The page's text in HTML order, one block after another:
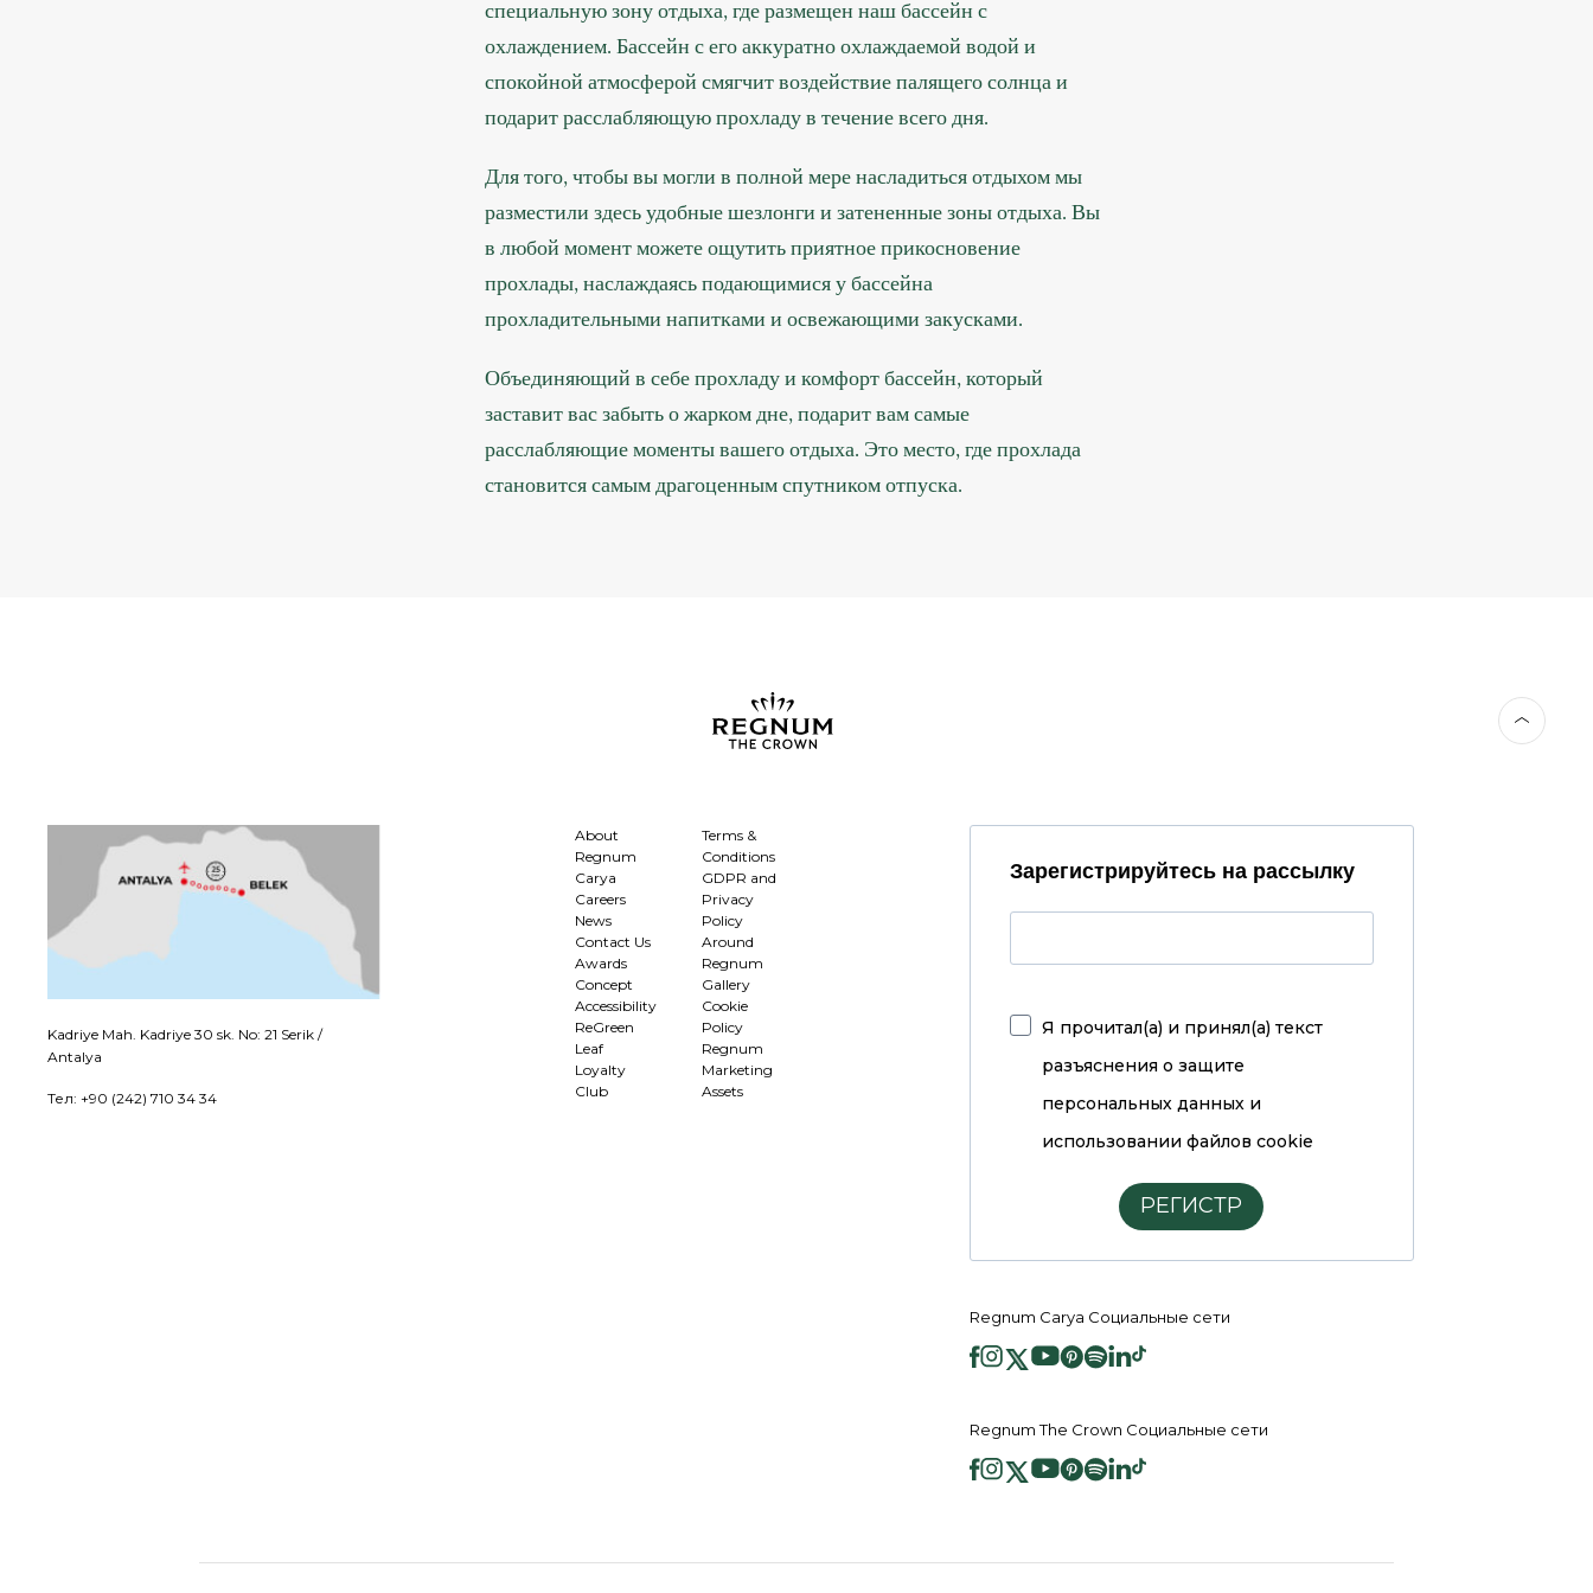
специальную зону отдыха, где размещен наш бассейн с
охлаждением. Бассейн с его аккуратно охлаждаемой водой и
спокойной атмосферой смягчит воздействие палящего солнца и
подарит расслабляющую прохладу в течение всего дня.
Для того, чтобы вы могли в полной мере насладиться отдыхом мы
разместили здесь удобные шезлонги и затененные зоны отдыха. Вы
в любой момент можете ощутить приятное прикосновение
прохлады, наслаждаясь подающимися у бассейна
прохладительными напитками и освежающими закусками.
Объединяющий в себе прохладу и комфорт бассейн, который
заставит вас забыть о жарком дне, подарит вам самые
расслабляющие моменты вашего отдыха. Это место, где прохлада
становится самым драгоценным спутником отпуска.
Kadriye Mah. Kadriye 30 sk. No: 21 Serik /
Antalya
Тел: +90 (242) 710 34 34
About
Regnum
Carya
Careers
News
Contact Us
Awards
Concept
Accessibility
ReGreen
Leaf
Loyalty
Club
Terms &
Conditions
GDPR and
Privacy
Policy
Around
Regnum
Gallery
Cookie
Policy
Regnum
Marketing
Assets
Зарегистрируйтесь на рассылку
Я прочитал(а) и принял(а)текст
разъяснения о защите
персональных данных и
использовании файлов cookie
РЕГИСТР
Regnum Carya Социальные сети
Regnum The Crown Социальные сети